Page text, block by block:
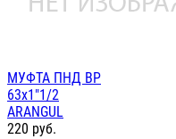
МУФТА ПНД ВР
63х1"1/2
ARANGUL
220 руб.